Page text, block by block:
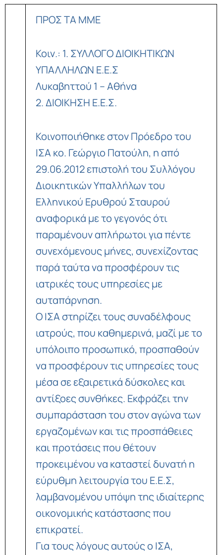
ΠΡΟΣ ΤΑ ΜΜΕ
Κοιν.: 1. ΣΥΛΛΟΓΟ ΔΙΟΙΚΗΤΙΚΩΝ
ΥΠΑΛΛΗΛΩΝ Ε.Ε.Σ
Λυκαβηττού 1 – Αθήνα
2. ΔΙΟΙΚΗΣΗ Ε.Ε.Σ.
Κοινοποιήθηκε στον Πρόεδρο του
ΙΣΑ κο. Γεώργιο Πατούλη, η από
29.06.2012 επιστολή του Συλλόγου
Διοικητικών Υπαλλήλων του
Ελληνικού Ερυθρού Σταυρού
αναφορικά με το γεγονός ότι
παραμένουν απλήρωτοι για πέντε
συνεχόμενους μήνες, συνεχίζοντας
παρά ταύτα να προσφέρουν τις
ιατρικές τους υπηρεσίες με
αυταπάρνηση.
Ο ΙΣΑ στηρίζει τους συναδέλφους
ιατρούς, που καθημερινά, μαζί με το
υπόλοιπο προσωπικό, προσπαθούν
να προσφέρουν τις υπηρεσίες τους
μέσα σε εξαιρετικά δύσκολες και
αντίξοες συνθήκες. Εκφράζει την
συμπαράσταση του στον αγώνα των
εργαζομένων και τις προσπάθειες
και προτάσεις που θέτουν
προκειμένου να καταστεί δυνατή η
εύρυθμη λειτουργία του Ε.Ε.Σ,
λαμβανομένου υπόψη της ιδιαίτερης
οικονομικής κατάστασης που
επικρατεί.
Για τους λόγους αυτούς ο ΙΣΑ,